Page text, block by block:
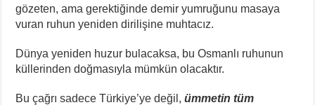
gözeten, ama gerektiğinde demir yumruğunu masaya
vuran ruhun yeniden dirilişine muhtacız.
Dünya yeniden huzur bulacaksa, bu Osmanlı ruhunun
küllerinden doğmasıyla mümkün olacaktır.
Bu çağrı sadece Türkiye’ye değil,ümmetin tüm